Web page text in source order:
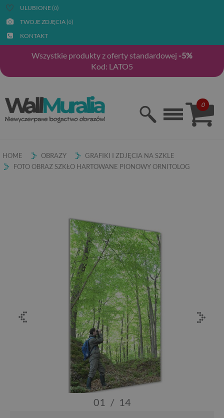
ULUBIONE (0)
TWOJE ZDJĘCIA (0)
KONTAKT
Wszystkie produkty z oferty standardowej -5%
Kod: LATO5
0
HOME OBRAZY
GRAFIKI I ZDJĘCIA NA SZKLE
FOTO OBRAZ SZKŁO HARTOWANE PIONOWY ORNITOLOG
01 / 14